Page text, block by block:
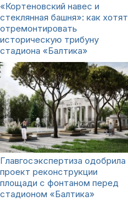
«Кортеновский навес и
стеклянная башня»: как хотят
отремонтировать
историческую трибуну
стадиона «Балтика»
Главгосэкспертиза одобрила
проект реконструкции
площади с фонтаном перед
стадионом «Балтика»